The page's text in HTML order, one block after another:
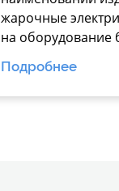
жарочные
на оборудование
нашем
сайте https://
Дилерском
Подробнее